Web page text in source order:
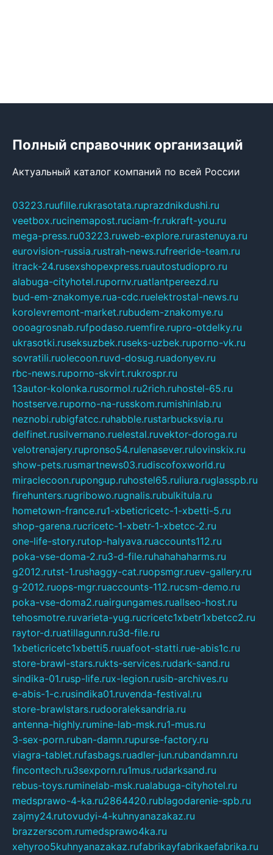
Полный справочник организаций
Актуальный каталог компаний по всей России
03223.ruufille.rukrasotata.ruprazdnikdushi.ru
veetbox.rucinemapost.ruciam-fr.rukraft-you.ru
mega-press.ru03223.ruweb-explore.rurastenuya.ru
eurovision-russia.rustrah-news.rufreeride-team.ru
itrack-24.rusexshopexpress.ruautostudiopro.ru
alabuga-cityhotel.rupornv.ruatlantpereezd.ru
bud-em-znakomye.rua-cdc.ruelektrostal-news.ru
korolevremont-market.rubudem-znakomye.ru
oooagrosnab.rufpodaso.ruemfire.rupro-otdelky.ru
ukrasotki.ruseksuzbek.ruseks-uzbek.ruporno-vk.ru
sovratili.ruolecoon.ruvd-dosug.ruadonyev.ru
rbc-news.ruporno-skvirt.rukrospr.ru
13autor-kolonka.rusormol.ru2rich.ruhostel-65.ru
hostserve.ruporno-na-russkom.rumishinlab.ru
neznobi.rubigfatcc.ruhabble.rustarbucksvia.ru
delfinet.rusilvernano.ruelestal.ruvektor-doroga.ru
velotrenajery.rupronso54.rulenasever.rulovinskix.ru
show-pets.rusmartnews03.rudiscofoxworld.ru
miraclecoon.rupongup.ruhostel65.ruliura.ruglasspb.ru
firehunters.rugribowo.rugnalis.rubulkitula.ru
hometown-france.ru1-xbeticricetc-1-xbetti-5.ru
shop-garena.rucricetc-1-xbetr-1-xbetcc-2.ru
one-life-story.rutop-halyava.ruaccounts112.ru
poka-vse-doma-2.ru3-d-file.ruhahahaharms.ru
g2012.rutst-1.rushaggy-cat.ruopsmgr.ruev-gallery.ru
g-2012.ruops-mgr.ruaccounts-112.rucsm-demo.ru
poka-vse-doma2.ruairgungames.ruallseo-host.ru
tehosmotre.ruvarieta-yug.rucricetc1xbetr1xbetcc2.ru
raytor-d.ruatillagunn.ru3d-file.ru
1xbeticricetc1xbetti5.ruuafoot-statti.rue-abis1c.ru
store-brawl-stars.rukts-services.rudark-sand.ru
sindika-01.rusp-life.rux-legion.rusib-archives.ru
e-abis-1-c.rusindika01.ruvenda-festival.ru
store-brawlstars.rudooraleksandria.ru
antenna-highly.rumine-lab-msk.ru1-mus.ru
3-sex-porn.ruban-damn.rupurse-factory.ru
viagra-tablet.rufasbags.ruadler-jun.rubandamn.ru
fincontech.ru3sexporn.ru1mus.rudarksand.ru
rebus-toys.ruminelab-msk.rualabuga-cityhotel.ru
medsprawo-4-ka.ru2864420.rublagodarenie-spb.ru
zajmy24.rutovudyi-4-kuhnyanazakaz.ru
brazzerscom.rumedsprawo4ka.ru
xehyroo5kuhnyanazakaz.rufabrikayfabrikaefabrika.ru